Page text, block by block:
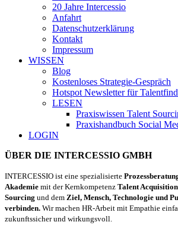
20 Jahre Intercessio
Anfahrt
Datenschutzerklärung
Kontakt
Impressum
WISSEN
Blog
Kostenloses Strategie-Gespräch
Hotspot Newsletter für
LESEN
Praxiswissen Talent
Praxishandbuch Social
LOGIN
ÜBER DIE INTERCESSIO GMBH
INTERCESSIO ist eine spezialisierte
Akademie mit der Kernkompetenz Talent Acquisition
Sourcing und dem Ziel, Mensch, Technologie und
verbinden. Wir machen HR-Arbeit mit Empathie
zukunftssicher und wirkungsvoll.